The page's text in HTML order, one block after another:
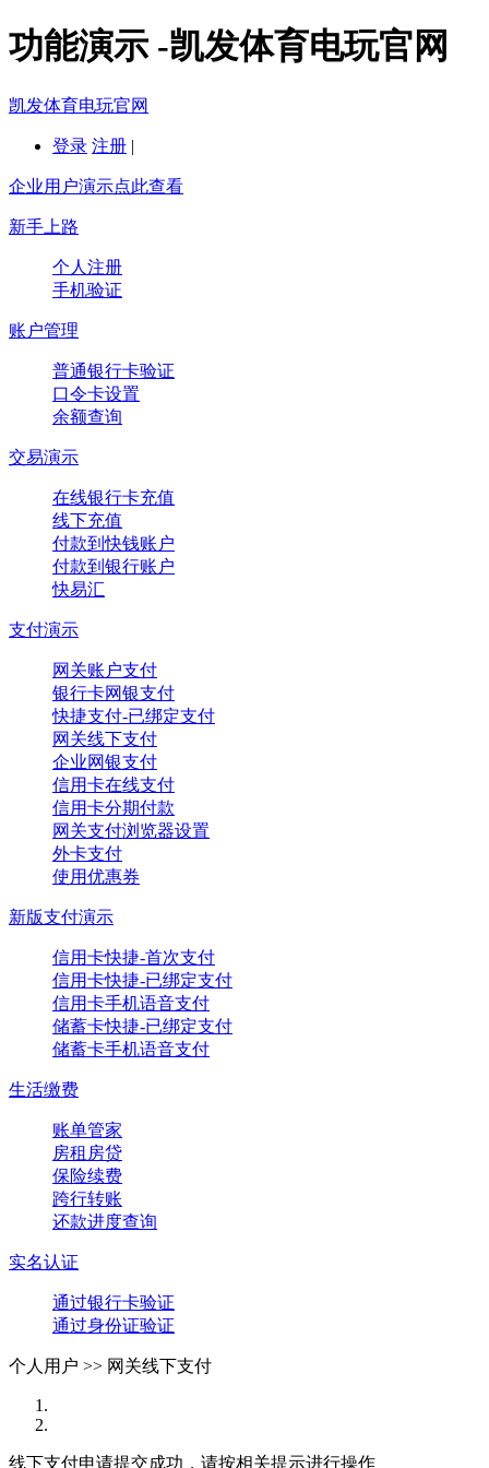
功能演示 -凯发体育电玩官网
凯发体育电玩官网
登录 注册 |
企业用户演示点此查看
新手上路
个人注册
手机验证
账户管理
普通银行卡验证
口令卡设置
余额查询
交易演示
在线银行卡充值
线下充值
付款到快钱账户
付款到银行账户
快易汇
支付演示
网关账户支付
银行卡网银支付
快捷支付-已绑定支付
网关线下支付
企业网银支付
信用卡在线支付
信用卡分期付款
网关支付浏览器设置
外卡支付
使用优惠券
新版支付演示
信用卡快捷-首次支付
信用卡快捷-已绑定支付
信用卡手机语音支付
储蓄卡快捷-已绑定支付
储蓄卡手机语音支付
生活缴费
账单管家
房租房贷
保险续费
跨行转账
还款进度查询
实名认证
通过银行卡验证
通过身份证验证
个人用户 >> 网关线下支付
线下支付申请提交成功，请按相关提示进行操作